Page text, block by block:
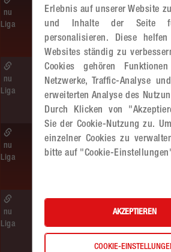
MU13
BT Füchse –
MADx WAT Atzgersdorf
nu
Liga
So. 14.06.2026 | 14:30 Uhr |
ÖMS WU12 Finale
SG HIT/UHC Absam –
MADx WAT Atzgersdorf
nu
Liga
So. 14.06.2026 | 13:20 Uhr |
Sportunion DIE FALKEN St. Pölten –
nu
Liga
So. 14.06.2026 | 11:20 Uhr |
MADx WAT Atzgersdorf –
roomz JAGS Devils
nu
Liga
Erlebnis auf unserer Website
und Inhalte der Seite
personalisieren. Diese
Websites ständig zu
Cookies gehören
Netzwerke, Traffic-Analyse
erweiterten Analyse des
Durch Klicken von
Sie der Cookie-Nutzung zu.
einzelner Cookies zu
bitte auf "Cookie-
AKZEPTIEREN
COOKIE-